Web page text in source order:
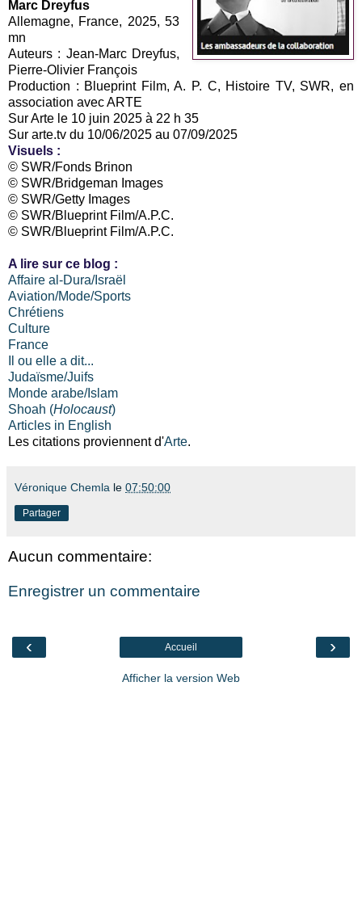
Marc Dreyfus
Allemagne, France, 2025, 53
mn
Auteurs : Jean-Marc Dreyfus,
Pierre-Olivier François
Production : Blueprint Film, A. P. C, Histoire TV, SWR, en
association avec ARTE
Sur Arte le 10 juin 2025 à 22 h 35
Sur arte.tv du 10/06/2025 au 07/09/2025
Visuels :
© SWR/Fonds Brinon
© SWR/Bridgeman Images
© SWR/Getty Images
© SWR/Blueprint Film/A.P.C.
© SWR/Blueprint Film/A.P.C.
A lire sur ce blog :
Affaire al-Dura/Israël
Aviation/Mode/Sports
Chrétiens
Culture
France
Il ou elle a dit...
Judaïsme/Juifs
Monde arabe/Islam
Shoah (Holocaust)
Articles in English
Les citations proviennent d'Arte.
Véronique Chemla le 07:50:00
Partager
Aucun commentaire:
Enregistrer un commentaire
‹ ›
Accueil
Afficher la version Web